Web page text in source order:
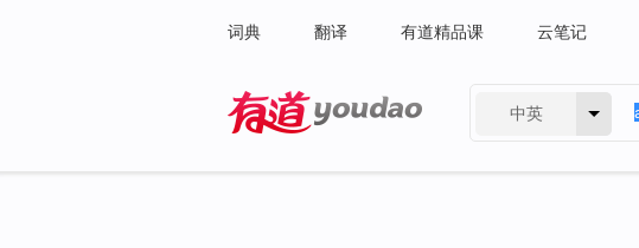
词典 翻译 有道精品课 云笔记
中英